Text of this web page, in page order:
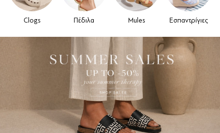
Clogs Πέδιλα Mules Εσπαντρίγιες